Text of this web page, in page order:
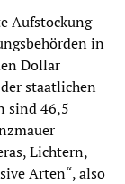
Aufstockung
in
Dollar
staatlichen
sind 46,5
Lichtern,
Arten“, also